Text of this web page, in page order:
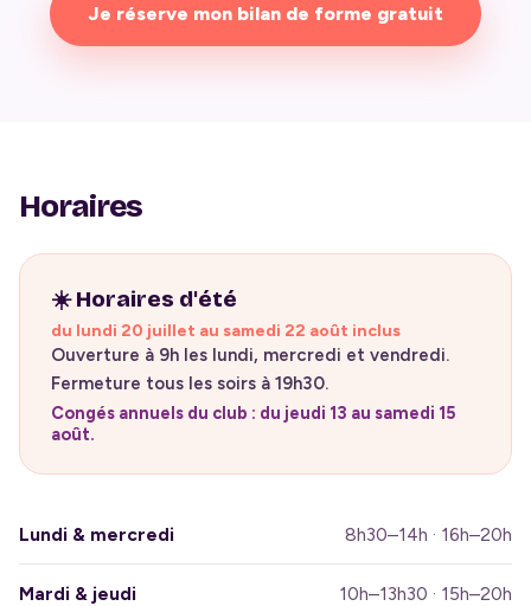
Je réserve mon bilan de forme gratuit
Horaires
☀️ Horaires d'été
du lundi 20 juillet au samedi 22 août inclus
Ouverture à 9h les lundi, mercredi et vendredi.
Fermeture tous les soirs à 19h30.
Congés annuels du club : du jeudi 13 au samedi 15
août.
Lundi & mercredi 8h30–14h · 16h–20h
Mardi & jeudi 10h–13h30 · 15h–20h